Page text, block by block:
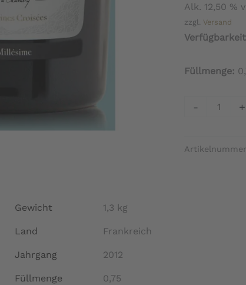
Alk. 12,50 %
zzgl. Versand
Füllmenge:
-
Champagne
Origines
+
Gewicht 1,3 kg
Land Frankreich
Jahrgang 2012
Füllmenge 0,75